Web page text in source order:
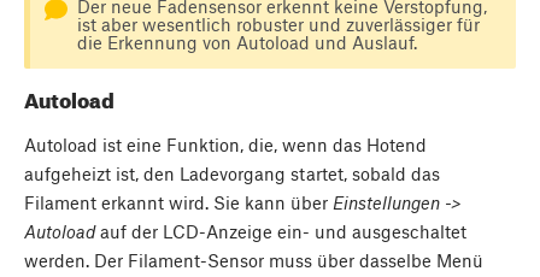
Der neue Fadensensor erkennt keine Verstopfung,
ist aber wesentlich robuster und zuverlässiger für
die Erkennung von Autoload und Auslauf.
Autoload
Autoload ist eine Funktion, die, wenn das Hotend
aufgeheizt ist, den Ladevorgang startet, sobald das
Filament erkannt wird. Sie kann über Einstellungen ->
Autoloadauf der LCD-Anzeige ein- und ausgeschaltet
werden. Der Filament-Sensor muss über dasselbe Menü